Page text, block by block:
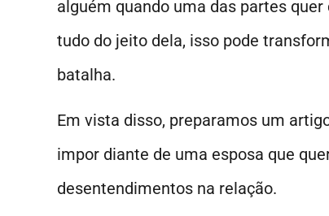
alguém quando uma das partes
tudo do jeito dela, isso pode
batalha.
Em vista disso, preparamos um
impor diante de uma esposa que
desentendimentos na relação.